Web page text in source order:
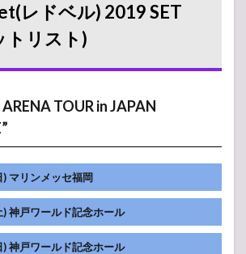
レドベル) 2019 SET
トリスト)
TOUR in JAPAN
マリンメッセ福岡
神戸ワールド記念ホール
神戸ワールド記念ホール